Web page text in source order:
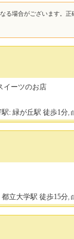
る場合がございます。正
イーツのお店
: 緑が丘駅 徒歩1分,
立大学駅 徒歩15分,